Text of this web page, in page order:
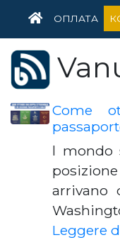
HOME
ОПЛАТА
Come
l mondo
arrivano
Leggere